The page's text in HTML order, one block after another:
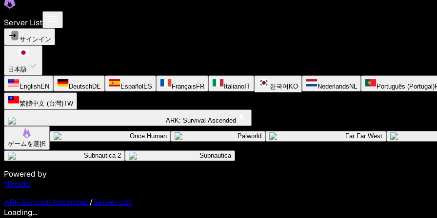
Server List
サインイン
日本語
EnglishEN DeutschDE Español ES Français FR Italiano IT 한국어 KO Nederlands NL Português (Portugal)
繁體中文 (台灣)TW
ARK: Survival Ascended
ゲームを選択
Once Human Palworld Far Far West
Subnautica 2 Subnautica
Powered by
Nitrado
ARK Survival Ascended/Server List
Loading...